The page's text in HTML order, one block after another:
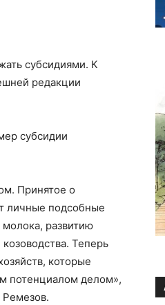
субсидиями. К
редакции
субсидии
Принятое о
личные подсобные
молока, развитию
Теперь
, которые
потенциалом делом»,
Ремезов.